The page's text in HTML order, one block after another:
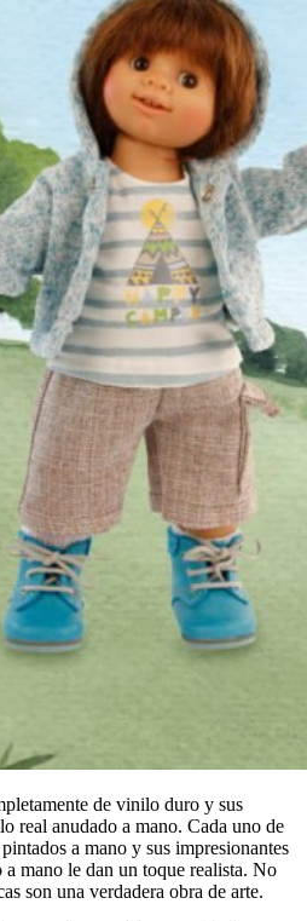
de vinilo duro y sus
real anudado a mano. Cada uno de
a mano y sus impresionantes
mano le dan un toque realista. No
son una verdadera obra de arte.